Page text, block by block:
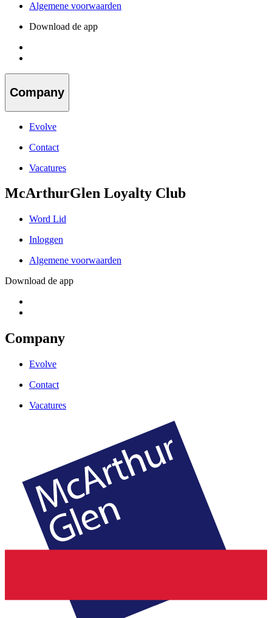
Algemene voorwaarden
Download de app
Company
Evolve
Contact
Vacatures
McArthurGlen Loyalty Club
Word Lid
Inloggen
Algemene voorwaarden
Download de app
Company
Evolve
Contact
Vacatures